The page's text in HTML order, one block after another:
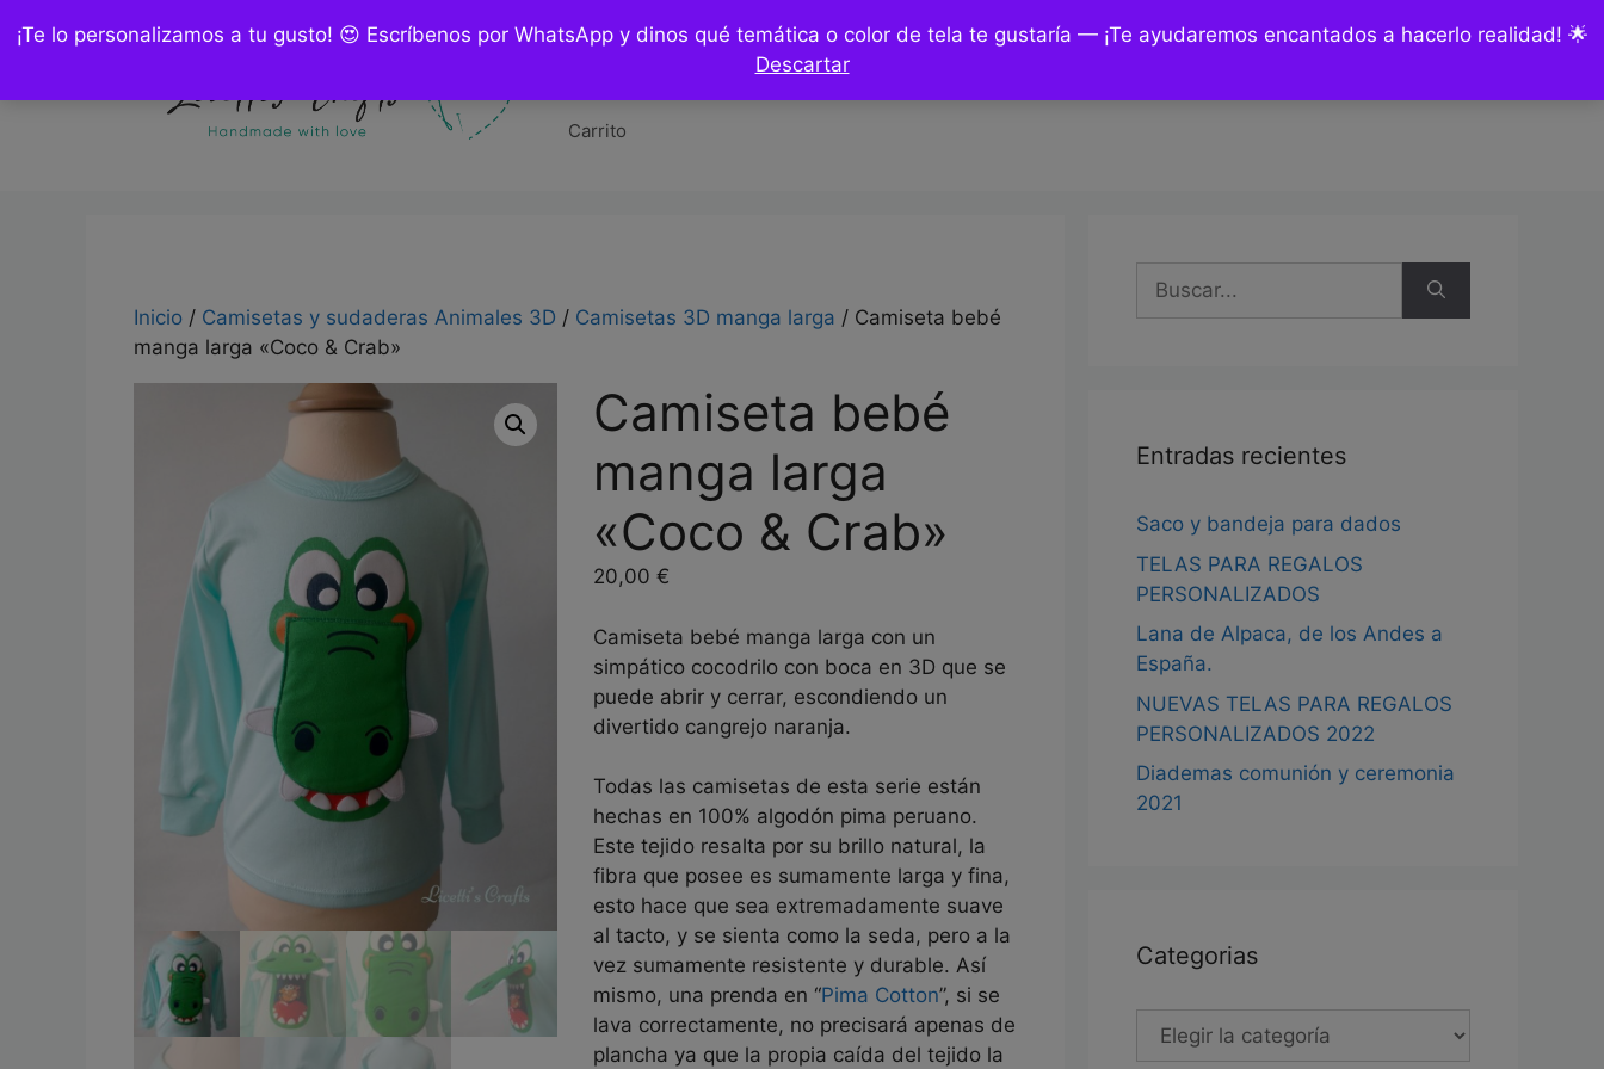
¡Te lo personalizamos a tu gusto! 😍 Escríbenos por WhatsApp y dinos qué temática o color de tela te gustaría — ¡Te ayudaremos encantados a hacerlo realidad! 🌟
Descartar
Hazlo tu mismo / DIY
Carrito
Inicio / Camisetas y sudaderas Animales 3D / Camisetas 3D manga larga / Camiseta bebé
manga larga «Coco & Crab»
Camiseta bebé
manga larga
«Coco & Crab»
20,00 €
Camiseta bebé manga larga con un
simpático cocodrilo con boca en 3D que se
puede abrir y cerrar, escondiendo un
divertido cangrejo naranja.
Todas las camisetas de esta serie están
hechas en 100% algodón pima peruano.
Este tejido resalta por su brillo natural, la
fibra que posee es sumamente larga y fina,
esto hace que sea extremadamente suave
al tacto, y se sienta como la seda, pero a la
vez sumamente resistente y durable. Así
mismo, una prenda en “Pima Cotton”, si se
lava correctamente, no precisará apenas de
plancha ya que la propia caída del tejido la
Buscar:
Entradas recientes
Saco y bandeja para dados
TELAS PARA REGALOS
PERSONALIZADOS
Lana de Alpaca, de los Andes a
España.
NUEVAS TELAS PARA REGALOS
PERSONALIZADOS 2022
Diademas comunión y ceremonia
2021
Categorias
Categorias